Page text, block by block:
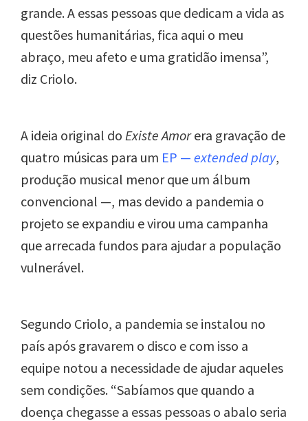
grande. A essas pessoas que dedicam a vida as
questões humanitárias, fica aqui o meu
abraço, meu afeto e uma gratidão imensa”,
diz Criolo.
A ideia original do Existe Amorera gravação de
quatro músicas para um EP — extended play,
produção musical menor que um álbum
convencional —, mas devido a pandemia o
projeto se expandiu e virou uma campanha
que arrecada fundos para ajudar a população
vulnerável.
Segundo Criolo, a pandemia se instalou no
país após gravarem o disco e com isso a
equipe notou a necessidade de ajudar aqueles
sem condições. “Sabíamos que quando a
doença chegasse a essas pessoas o abalo seria